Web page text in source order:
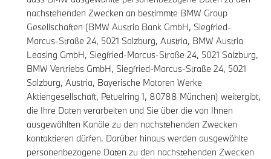
nachstehenden Zwecken an bestimmte BMW Group
Gesellschaften (BMW Austria Bank GmbH, Siegfried-
Marcus-Straße 24, 5021 Salzburg, Austria, BMW Austria
Leasing GmbH, Siegfried-Marcus-Straße 24, 5021 Salzburg,
BMW Vertriebs GmbH, Siegfried-Marcus-Straße 24, 5021
Salzburg, Austria, Bayerische Motoren Werke
Aktiengesellschaft, Petuelring 1, 80788 München) weitergibt,
die Ihre Daten verarbeiten und Sie über die von Ihnen
ausgewählten Kanäle zu den nachstehenden Zwecken
kontaktieren dürfen. Darüber hinaus werden ausgewählte
personenbezogene Daten zu den nachstehenden Zwecken